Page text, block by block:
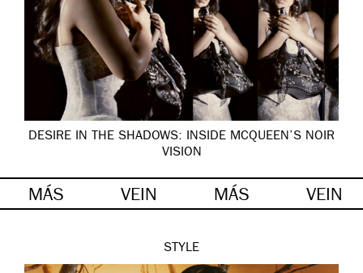
DESIRE IN THE SHADOWS: INSIDE MCQUEEN’S NOIR
VISION
MÁS VEIN MÁS VEIN
STYLE